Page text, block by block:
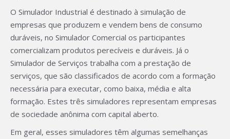
O Simulador Industrial é destinado à simulação de
empresas que produzem e vendem bens de consumo
duráveis, no Simulador Comercial os participantes
comercializam produtos perecíveis e duráveis. Já o
Simulador de Serviços trabalha com a prestação de
serviços, que são classificados de acordo com a formação
necessária para executar, como baixa, média e alta
formação. Estes três simuladores representam empresas
de sociedade anônima com capital aberto.
Em geral, esses simuladores têm algumas semelhanças